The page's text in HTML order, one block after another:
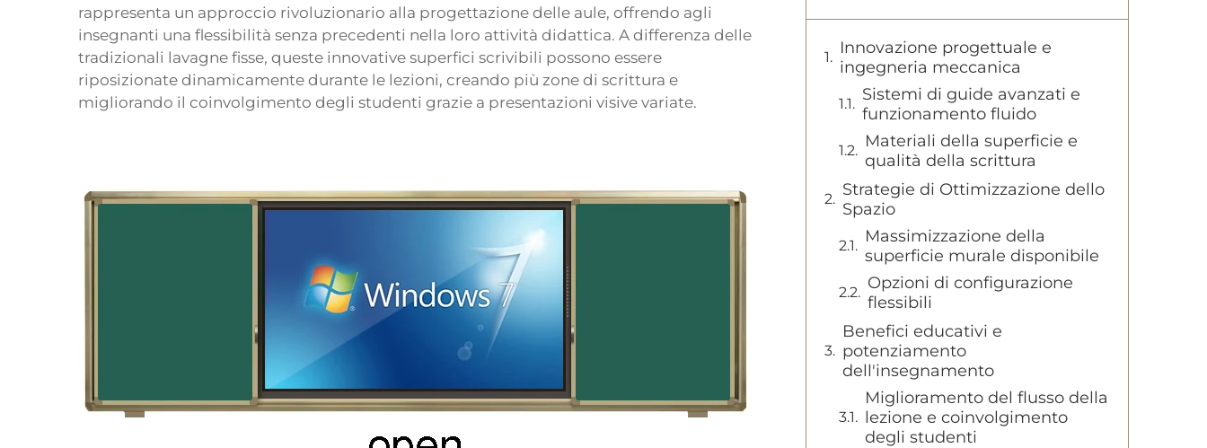
rappresenta un approccio rivoluzionario alla progettazione delle aule, offrendo agli
insegnanti una flessibilità senza precedenti nella loro attività didattica. A differenza delle
tradizionali lavagne fisse, queste innovative superfici scrivibili possono essere
riposizionate dinamicamente durante le lezioni, creando più zone di scrittura e
migliorando il coinvolgimento degli studenti grazie a presentazioni visive variate.
Innovazione progettuale e
ingegneria meccanica
Sistemi di guide avanzati e
funzionamento fluido
Materiali della superficie e
qualità della scrittura
Strategie di Ottimizzazione dello
Spazio
Massimizzazione della
superficie murale disponibile
Opzioni di configurazione
flessibili
Benefici educativi e
potenziamento
dell'insegnamento
Miglioramento del flusso della
lezione e coinvolgimento
degli studenti